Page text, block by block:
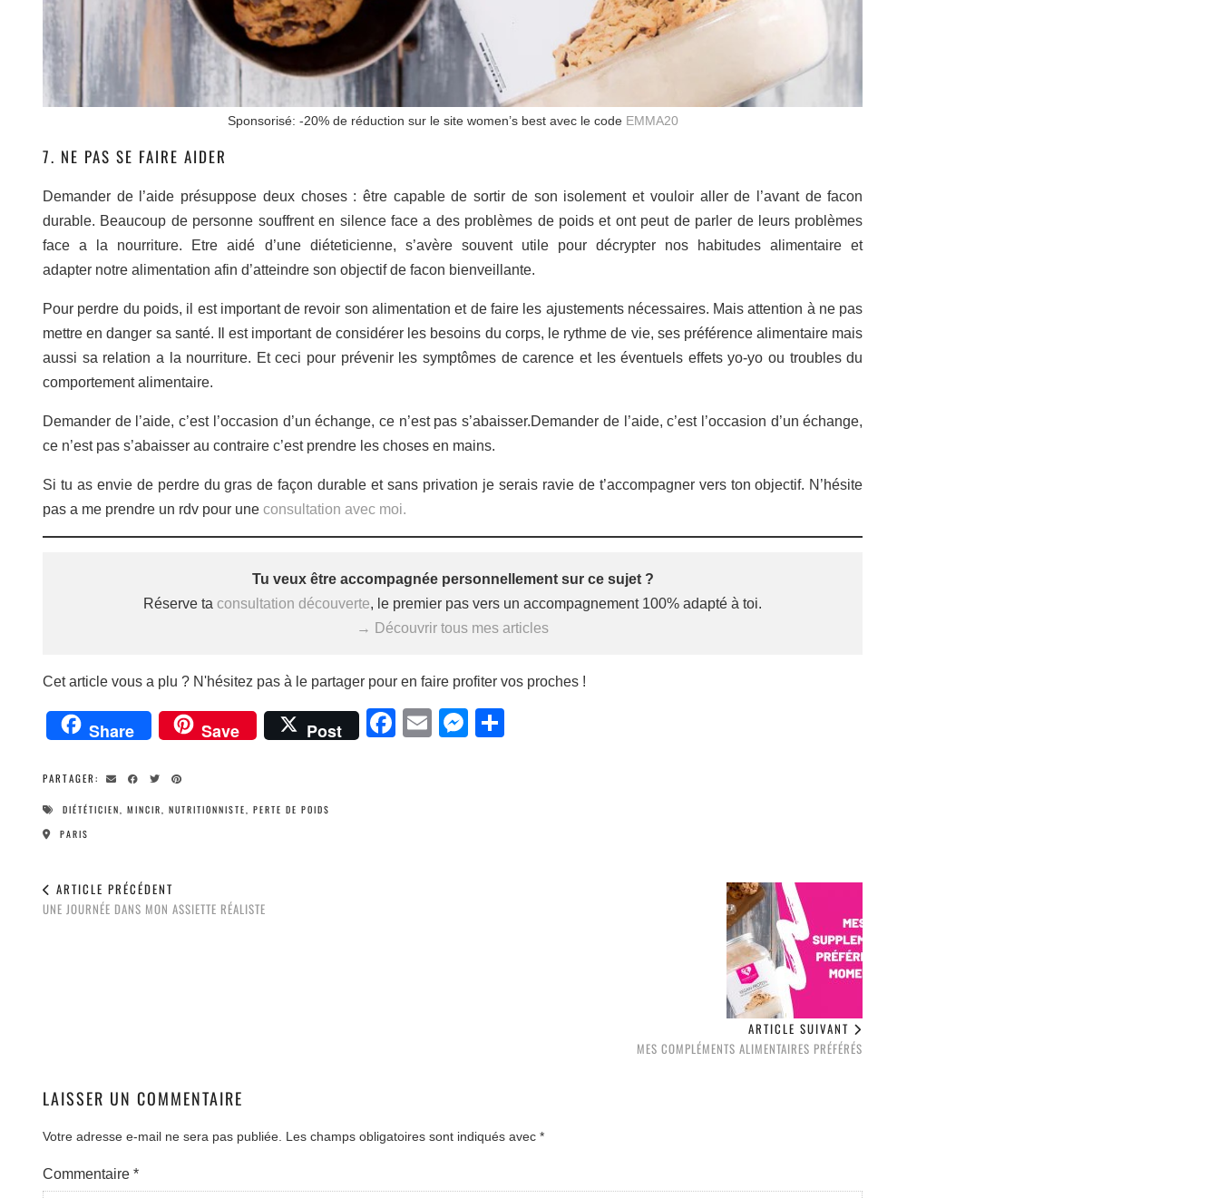
Sponsorisé: -20% de réduction sur le site women’s best avec le code EMMA20
7. NE PAS SE FAIRE AIDER
Demander de l’aide présuppose deux choses : être capable de sortir de son isolement et vouloir aller de l’avant de facon
durable. Beaucoup de personne souffrent en silence face a des problèmes de poids et ont peut de parler de leurs problèmes
face a la nourriture. Etre aidé d’une diéteticienne, s’avère souvent utile pour décrypter nos habitudes alimentaire et
adapter notre alimentation afin d’atteindre son objectif de facon bienveillante.
Pour perdre du poids, il est important de revoir son alimentation et de faire les ajustements nécessaires. Mais attention à ne pas
mettre en danger sa santé. Il est important de considérer les besoins du corps, le rythme de vie, ses préférence alimentaire mais
aussi sa relation a la nourriture. Et ceci pour prévenir les symptômes de carence et les éventuels effets yo-yo ou troubles du
comportement alimentaire.
Demander de l’aide, c’est l’occasion d’un échange, ce n’est pas s’abaisser.Demander de l’aide, c’est l’occasion d’un échange,
ce n’est pas s’abaisser au contraire c’est prendre les choses en mains.
Si tu as envie de perdre du gras de façon durable et sans privation je serais ravie de t’accompagner vers ton objectif. N’hésite
pas a me prendre un rdv pour une consultation avec moi.
Tu veux être accompagnée personnellement sur ce sujet ?
Réserve taconsultation découverte, le premier pas vers un accompagnement 100% adapté à toi.
→ Découvrir tous mes articles
Cet article vous a plu ? N'hésitez pas à le partager pour en faire profiter vos proches !
Share Save Post Facebook
EmailMessenger
PARTAGER:
DIÉTÉTICIEN, MINCIR, NUTRITIONNISTE, PERTE DE POIDS
PARIS
ARTICLE PRÉCÉDENT
UNE JOURNÉE DANS MON ASSIETTE RÉALISTE
ARTICLE SUIVANT
MES COMPLÉMENTS ALIMENTAIRES PRÉFÉRÉS
LAISSER UN COMMENTAIRE
Votre adresse e-mail ne sera pas publiée. Les champs obligatoires sont indiqués avec *
Commentaire *